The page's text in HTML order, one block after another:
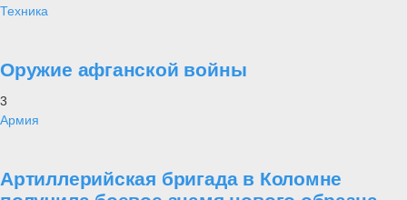
Техника
Оружие афганской войны
3
Армия
Артиллерийская бригада в Коломне